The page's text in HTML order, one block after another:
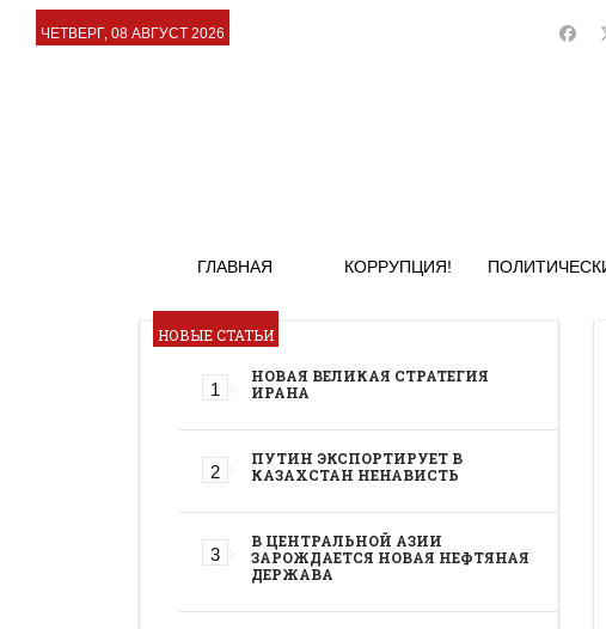
ЧЕТВЕРГ, 08 АВГУСТ 2026
ГЛАВНАЯ КОРРУПЦИЯ!
НОВЫЕ СТАТЬИ
НОВАЯ ВЕЛИКАЯ СТРАТЕГИЯ
ИРАНА
ПУТИН ЭКСПОРТИРУЕТ В
КАЗАХСТАН НЕНАВИСТЬ
В ЦЕНТРАЛЬНОЙ АЗИИ
ЗАРОЖДАЕТСЯ НОВАЯ НЕФТЯНАЯ
ДЕРЖАВА